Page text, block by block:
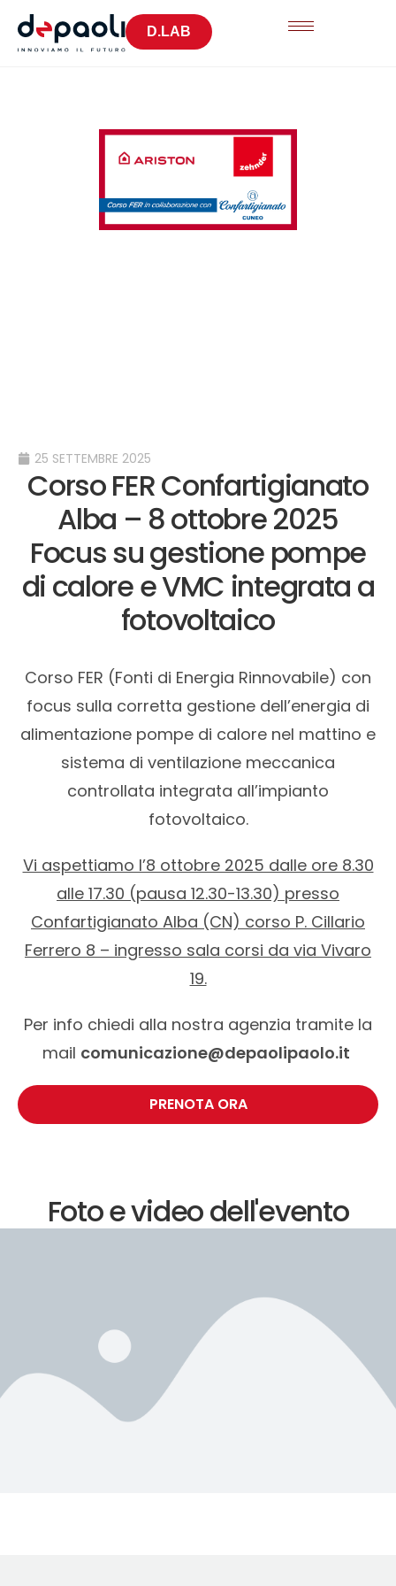
D.LAB
25 SETTEMBRE 2025
Corso FER Confartigianato
Alba – 8 ottobre 2025
Focus su gestione pompe
di calore e VMC integrata a
fotovoltaico
Corso FER (Fonti di Energia Rinnovabile) con
focus sulla corretta gestione dell’energia di
alimentazione pompe di calore nel mattino e
sistema di ventilazione meccanica
controllata integrata all’impianto
fotovoltaico.
Vi aspettiamo l’8 ottobre 2025 dalle ore 8.30
alle 17.30 (pausa 12.30-13.30) presso
Confartigianato Alba (CN) corso P. Cillario
Ferrero 8 – ingresso sala corsi da via Vivaro
19.
Per info chiedi alla nostra agenzia tramite la
mail comunicazione@depaolipaolo.it
PRENOTA ORA
Foto e video dell'evento